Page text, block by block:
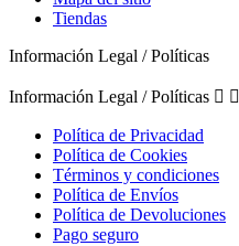
Tiendas
Información Legal / Políticas
Información Legal / Políticas  
Política de Privacidad
Política de Cookies
Términos y condiciones
Política de Envíos
Política de Devoluciones
Pago seguro